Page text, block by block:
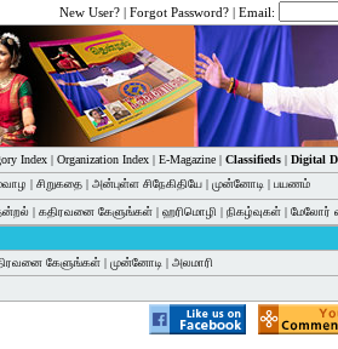
New User? | Forgot Password? | Email:
Index| Organization Index| E-Magazine| Classifieds| Digital
| சிறுகதை | அன்புள்ள சிநேகிதியே | முன்னோடி | பயணம்
| கதிரவனை கேளுங்கள் | ஹரிமொழி | நிகழ்வுகள் | மேலோர்
கேளுங்கள் | முன்னோடி | அலமாரி